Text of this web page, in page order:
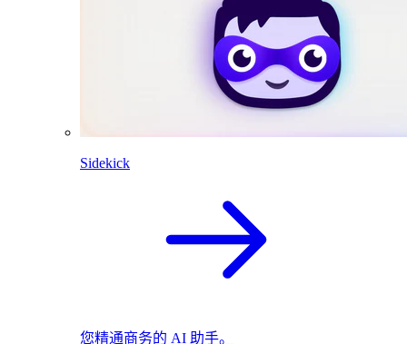
Sidekick
您精通商务的 AI 助手。